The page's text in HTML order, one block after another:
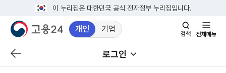
이 누리집은 대한민국 공식 전자정부 누리집입니다.
개인 기업
검색창 열기
전체메뉴
이전 페이지로 이동 로그인